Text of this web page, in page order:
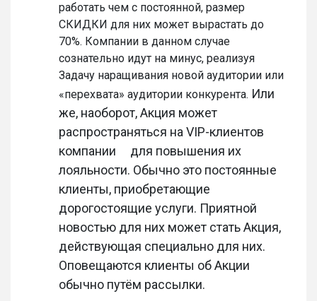
работать чем с постоянной, размер
СКИДКИ для них может вырастать до
70%. Компании в данном случае
сознательно идут на минус, реализуя
Задачу наращивания новой аудитории или
«перехвата» аудитории конкурента. Или
же, наоборот,Акция может
распространяться на VIP-клиентов
компании для повышения их
лояльности. Обычно это постоянные
клиенты, приобретающие
дорогостоящие услуги. Приятной
новостью для них может стать Акция,
действующая специально для них.
Оповещаются клиенты об Акции
обычно путём рассылки.